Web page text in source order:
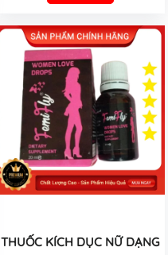
THUỐC KÍCH DỤC NỮ DẠNG